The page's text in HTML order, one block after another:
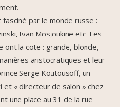
par le monde russe :
Ivan Mosjoukine etc. Les
ont la cote : grande, blonde,
aristocratiques et leur
Serge Koutousoff, un
et « directeur de salon » chez
une place au 31 de la rue